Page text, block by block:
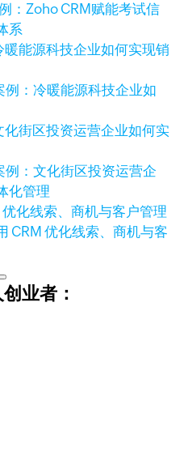
：Zoho CRM赋能考试信
系
例：冷暖能源科技企业如
例：文化街区投资运营企
化管理
CRM 优化线索、商机与客
业者：